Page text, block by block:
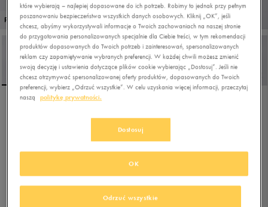
PROMO: DO -30%
5.0(9)
(cena bezpośrednio przed promocją)
237,49zł-11%(najniższa cena z 30 dni przed obniżką)
które wybierają – najlepiej dopasowane do ich potrzeb. Robimy to jednak przy pełnym
poszanowaniu bezpieczeństwa wszystkich danych osobowych. Kliknij „OK”, jeśli
chcesz, abyśmy wykorzystywali informacje o Twoich zachowaniach na naszej stronie
do przygotowania personalizowanych specjalnie dla Ciebie treści, w tym rekomendacji
produktów dopasowanych do Twoich potrzeb i zainteresowań, spersonalizowanych
reklam czy zapamiętywanie wybranych preferencji. W każdej chwili możesz zmienić
swoją decyzję i ustawienia dotyczące plików cookie wybierając „Dostosuj”. Jeśli nie
chcesz otrzymywać spersonalizowanej oferty produktów, dopasowanych do Twoich
preferencji, wybierz „Odrzuć wszystkie”. W celu uzyskania więcej informacji, przeczytaj
naszą
politykę prywatności.
Dostosuj
Odrzuć wszystkie
OK